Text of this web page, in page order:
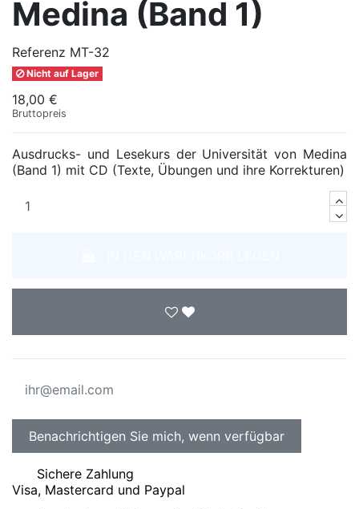
Medina (Band 1)
Referenz MT-32
Nicht auf Lager
18,00 €
Bruttopreis
Ausdrucks- und Lesekurs der Universität von Medina
(Band 1) mit CD (Texte, Übungen und ihre Korrekturen)
Sichere Zahlung
Visa, Mastercard und Paypal